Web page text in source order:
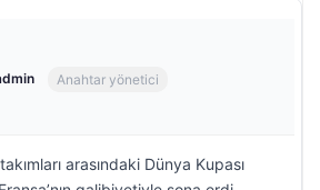
Anahtar yönetici
arasındaki Dünya Kupası